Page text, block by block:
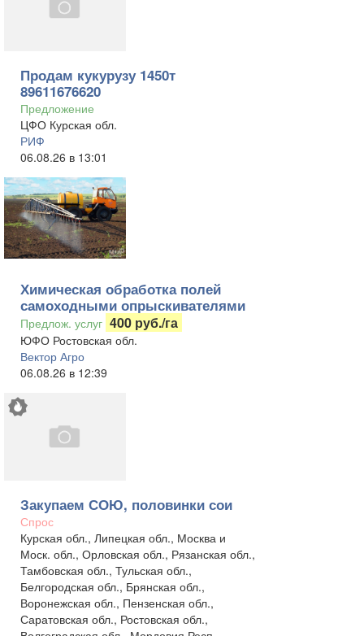
Продам кукурузу 1450т
89611676620
Предложение
ЦФО Курская обл.
РИФ
06.08.26 в 13:01
Химическая обработка полей
самоходными опрыскивателями
Предлож. услуг 400 руб./га
ЮФО Ростовская обл.
Вектор Агро
06.08.26 в 12:39
Закупаем СОЮ, половинки сои
Спрос
Курская обл., Липецкая обл., Москва и
Моск. обл., Орловская обл., Рязанская обл.,
Тамбовская обл., Тульская обл.,
Белгородская обл., Брянская обл.,
Воронежская обл., Пензенская обл.,
Саратовская обл., Ростовская обл.,